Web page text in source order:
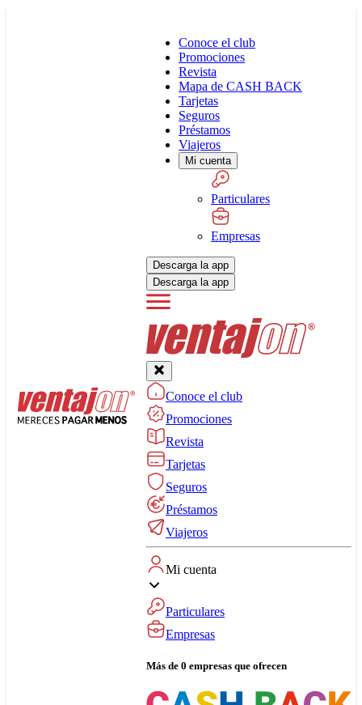
Conoce el club
Promociones
Revista
Mapa de CASH BACK
Tarjetas
Seguros
Préstamos
Viajeros
Mi cuenta
Particulares
Empresas
Descarga la app
Descarga la app
Conoce el club
Promociones
Revista
Tarjetas
Seguros
Préstamos
Viajeros
Mi cuenta
Particulares
Empresas
Más de 0 empresas que ofrecen